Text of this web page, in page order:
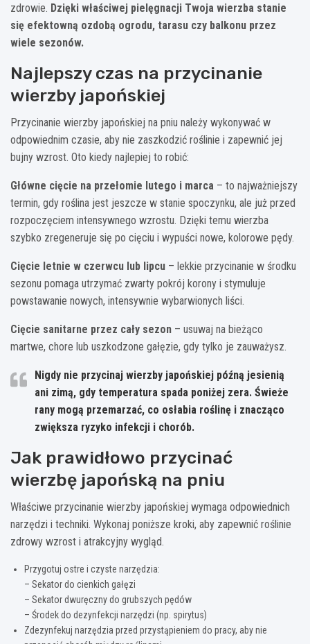
zdrowie. Dzięki właściwej pielęgnacji Twoja wierzba stanie
się efektowną ozdobą ogrodu, tarasu czy balkonu przez
wiele sezonów.
Najlepszy czas na przycinanie
wierzby japońskiej
Przycinanie wierzby japońskiej na pniu należy wykonywać w
odpowiednim czasie, aby nie zaszkodzić roślinie i zapewnić jej
bujny wzrost. Oto kiedy najlepiej to robić:
Główne cięcie na przełomie lutego i marca – to najważniejszy
termin, gdy roślina jest jeszcze w stanie spoczynku, ale już przed
rozpoczęciem intensywnego wzrostu. Dzięki temu wierzba
szybko zregeneruje się po cięciu i wypuści nowe, kolorowe pędy.
Cięcie letnie w czerwcu lub lipcu – lekkie przycinanie w środku
sezonu pomaga utrzymać zwarty pokrój korony i stymuluje
powstawanie nowych, intensywnie wybarwionych liści.
Cięcie sanitarne przez cały sezon – usuwaj na bieżąco
martwe, chore lub uszkodzone gałęzie, gdy tylko je zauważysz.
Nigdy nie przycinaj wierzby japońskiej późną jesienią
ani zimą, gdy temperatura spada poniżej zera. Świeże
rany mogą przemarzać, co osłabia roślinę i znacząco
zwiększa ryzyko infekcji i chorób.
Jak prawidłowo przycinać
wierzbę japońską na pniu
Właściwe przycinanie wierzby japońskiej wymaga odpowiednich
narzędzi i techniki. Wykonaj poniższe kroki, aby zapewnić roślinie
zdrowy wzrost i atrakcyjny wygląd.
Przygotuj ostre i czyste narzędzia:
– Sekator do cienkich gałęzi
– Sekator dwuręczny do grubszych pędów
– Środek do dezynfekcji narzędzi (np. spirytus)
Zdezynfekuj narzędzia przed przystąpieniem do pracy, aby nie